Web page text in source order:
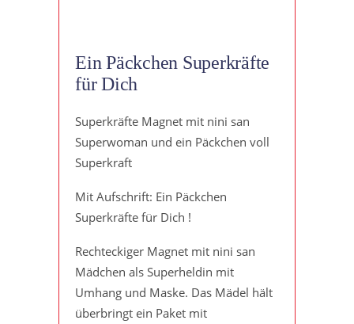
Ein Päckchen Superkräfte
für Dich
Superkräfte Magnet mit nini san
Superwoman und ein Päckchen voll
Superkraft
Mit Aufschrift: Ein Päckchen
Superkräfte für Dich !
Rechteckiger Magnet mit nini san
Mädchen als Superheldin mit
Umhang und Maske. Das Mädel hält
überbringt ein Paket mit